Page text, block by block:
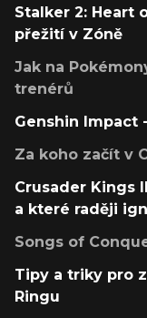
Stalker 2: Heart
přežití v Zóně
Jak na
trenérů
Genshin Impact
Za koho začít v
Crusader Kings
a které raději
Songs of
Tipy a triky pro
Ringu